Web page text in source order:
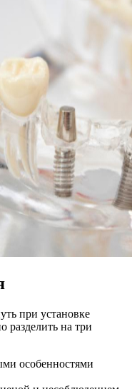
при установке
разделить на три
особенностями